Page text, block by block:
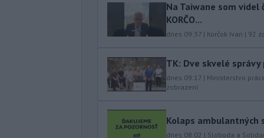
Na Taiwane som videl
KORČO...
dnes 09:37 | Korčok Ivan | 92
TK: Dve skvelé
dnes 09:17 | Ministerstvo
zobrazení
Kolaps ambulantných
dnes 08:02 | Sloboda a